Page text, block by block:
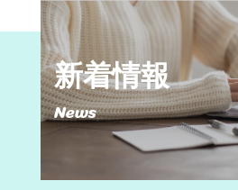
新着情報
News